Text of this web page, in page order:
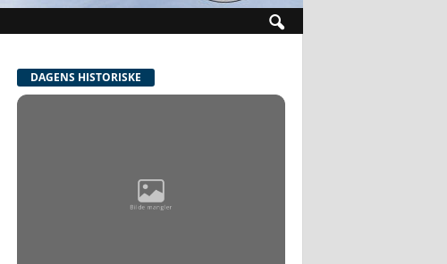
DAGENS HISTORISKE